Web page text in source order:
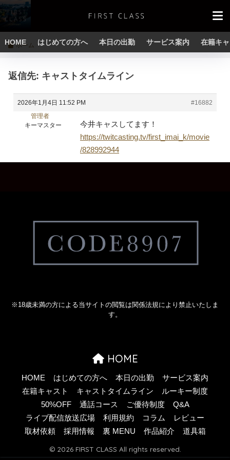
HOME はじめての方へ 本日の出勤 サービス案内 在籍キ
ホーム
返信先: キャストタイムライン
2026年1月4日 11:52 PM
#16882
管理者
キーマスター
今井キャスしてます！
https://twitcasting.tv/first_imai_k/movie
/828992944
※18歳未満の方による当サイトの閲覧は関係法規により禁止いたしま
す。
HOME
HOME はじめての方へ 本日の出勤
サービス案内
在籍キャスト
キャストタイムライン
ルーキー制度
50%OFF
通話コース ご優待制度
Q&A
ライブ配信放送広場
利用規約 コラム
レビュー
取材依頼
採用情報 裏 MENU 作品紹介 道具箱
© 2026 FIRST CLASS All rights reserved.